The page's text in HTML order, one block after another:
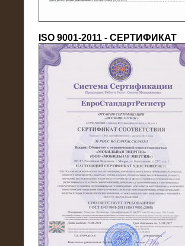
18.03.2016
Нагрузочный комплекс 80 МВт (10
кВ) + КРУ
ISO 9001-2011 - СЕРТИФИКАТ